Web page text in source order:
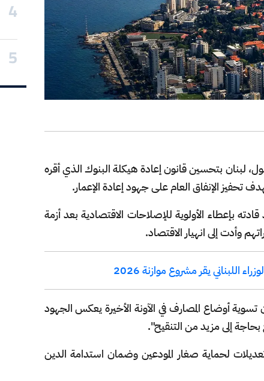
اليوم الجمعة 26 سبتمبر/ أيلول، لبنان بتحسين قانون إعادة هيكلة البنوك الذي أقره
تحفيز الإنفاق العام على جهود إعادة الإعمار.
بإعطاء الأولوية للإصلاحات الاقتصادية بعد أزمة
وأدت إلى انهيار الاقتصاد.
يقر مشروع موازنة 2026
تسوية أوضاع المصارف في الآونة الأخيرة يعكس الجهود
بحاجة إلى مزيد من التنقيح".
لحماية صغار المودعين وضمان استدامة الدين